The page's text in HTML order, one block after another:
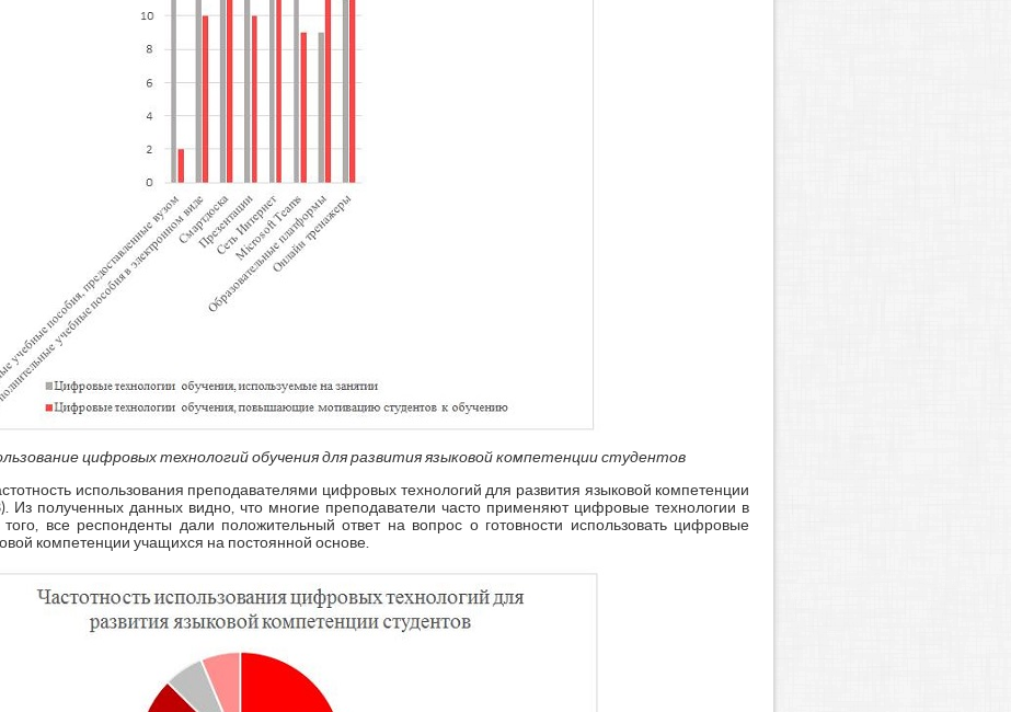
цифровых технологий обучения для развития языковой компетенции студентов
использования преподавателями цифровых технологий для развития языковой компетенции
Из полученных данных видно, что многие преподаватели часто применяют цифровые технологии в
все респонденты дали положительный ответ на вопрос о готовности использовать цифровые
компетенции учащихся на постоянной основе.